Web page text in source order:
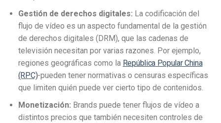
Gestión de derechos digitales: La codificación del
flujo de vídeo es un aspecto fundamental de la gestión
de derechos digitales (DRM), que las cadenas de
televisión necesitan por varias razones. Por ejemplo,
regiones geográficas como la República Popular China
(RPC)-pueden tener normativas o censuras específicas
que limiten quién puede ver cierto tipo de contenidos.
Monetización: Brands puede tener flujos de vídeo a
distintos precios que también necesiten controles de